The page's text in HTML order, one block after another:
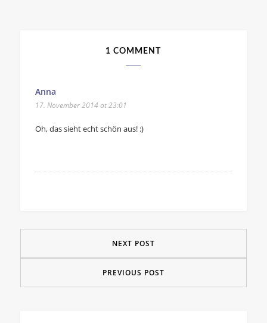
1 COMMENT
Anna
17. November 2014 at 23:01
Oh, das sieht echt schön aus! :)
NEXT POST
PREVIOUS POST